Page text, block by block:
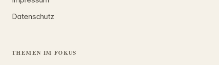
Datenschutz
THEMEN IM FOKUS